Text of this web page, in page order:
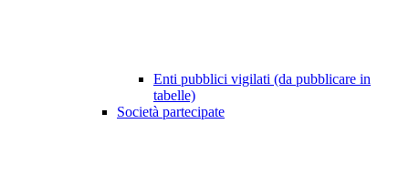
Enti pubblici vigilati (da pubblicare in
tabelle)
Società partecipate